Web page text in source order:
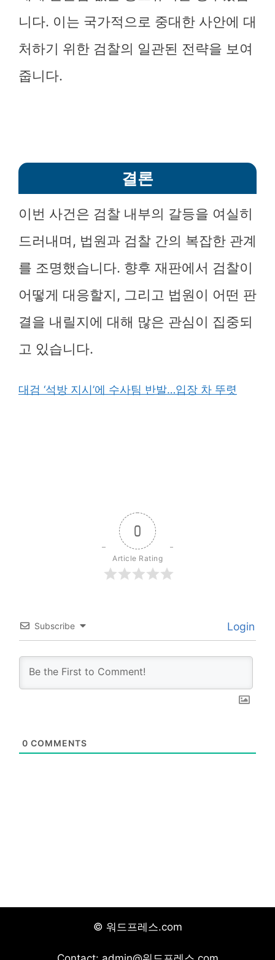
니다. 이는 국가적으로 중대한 사안에 대
처하기 위한 검찰의 일관된 전략을 보여
줍니다.
결론
이번 사건은 검찰 내부의 갈등을 여실히
드러내며, 법원과 검찰 간의 복잡한 관계
를 조명했습니다. 향후 재판에서 검찰이
어떻게 대응할지, 그리고 법원이 어떤 판
결을 내릴지에 대해 많은 관심이 집중되
고 있습니다.
대검 ‘석방 지시’에 수사팀 반발…입장 차 뚜렷
0
Article Rating
Subscribe Login
0 COMMENTS
© 워드프레스.com